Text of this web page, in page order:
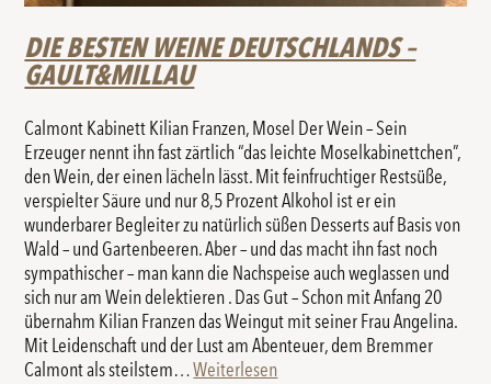
DIE BESTEN WEINE DEUTSCHLANDS –
GAULT&MILLAU
Calmont Kabinett Kilian Franzen, Mosel Der Wein – Sein
Erzeuger nennt ihn fast zärtlich “das leichte Moselkabinettchen”,
den Wein, der einen lächeln lässt. Mit feinfruchtiger Restsüße,
verspielter Säure und nur 8,5 Prozent Alkohol ist er ein
wunderbarer Begleiter zu natürlich süßen Desserts auf Basis von
Wald – und Gartenbeeren. Aber – und das macht ihn fast noch
sympathischer – man kann die Nachspeise auch weglassen und
sich nur am Wein delektieren . Das Gut – Schon mit Anfang 20
übernahm Kilian Franzen das Weingut mit seiner Frau Angelina.
Mit Leidenschaft und der Lust am Abenteuer, dem Bremmer
Calmont als steilstem…Weiterlesen